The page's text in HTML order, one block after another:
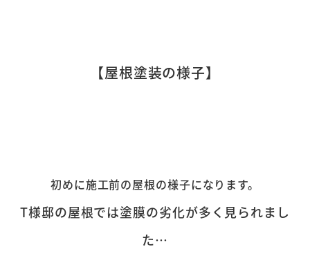
【屋根塗装の様子】
初めに施工前の屋根の様子になります。
T様邸の屋根では塗膜の劣化が多く見られまし
た…